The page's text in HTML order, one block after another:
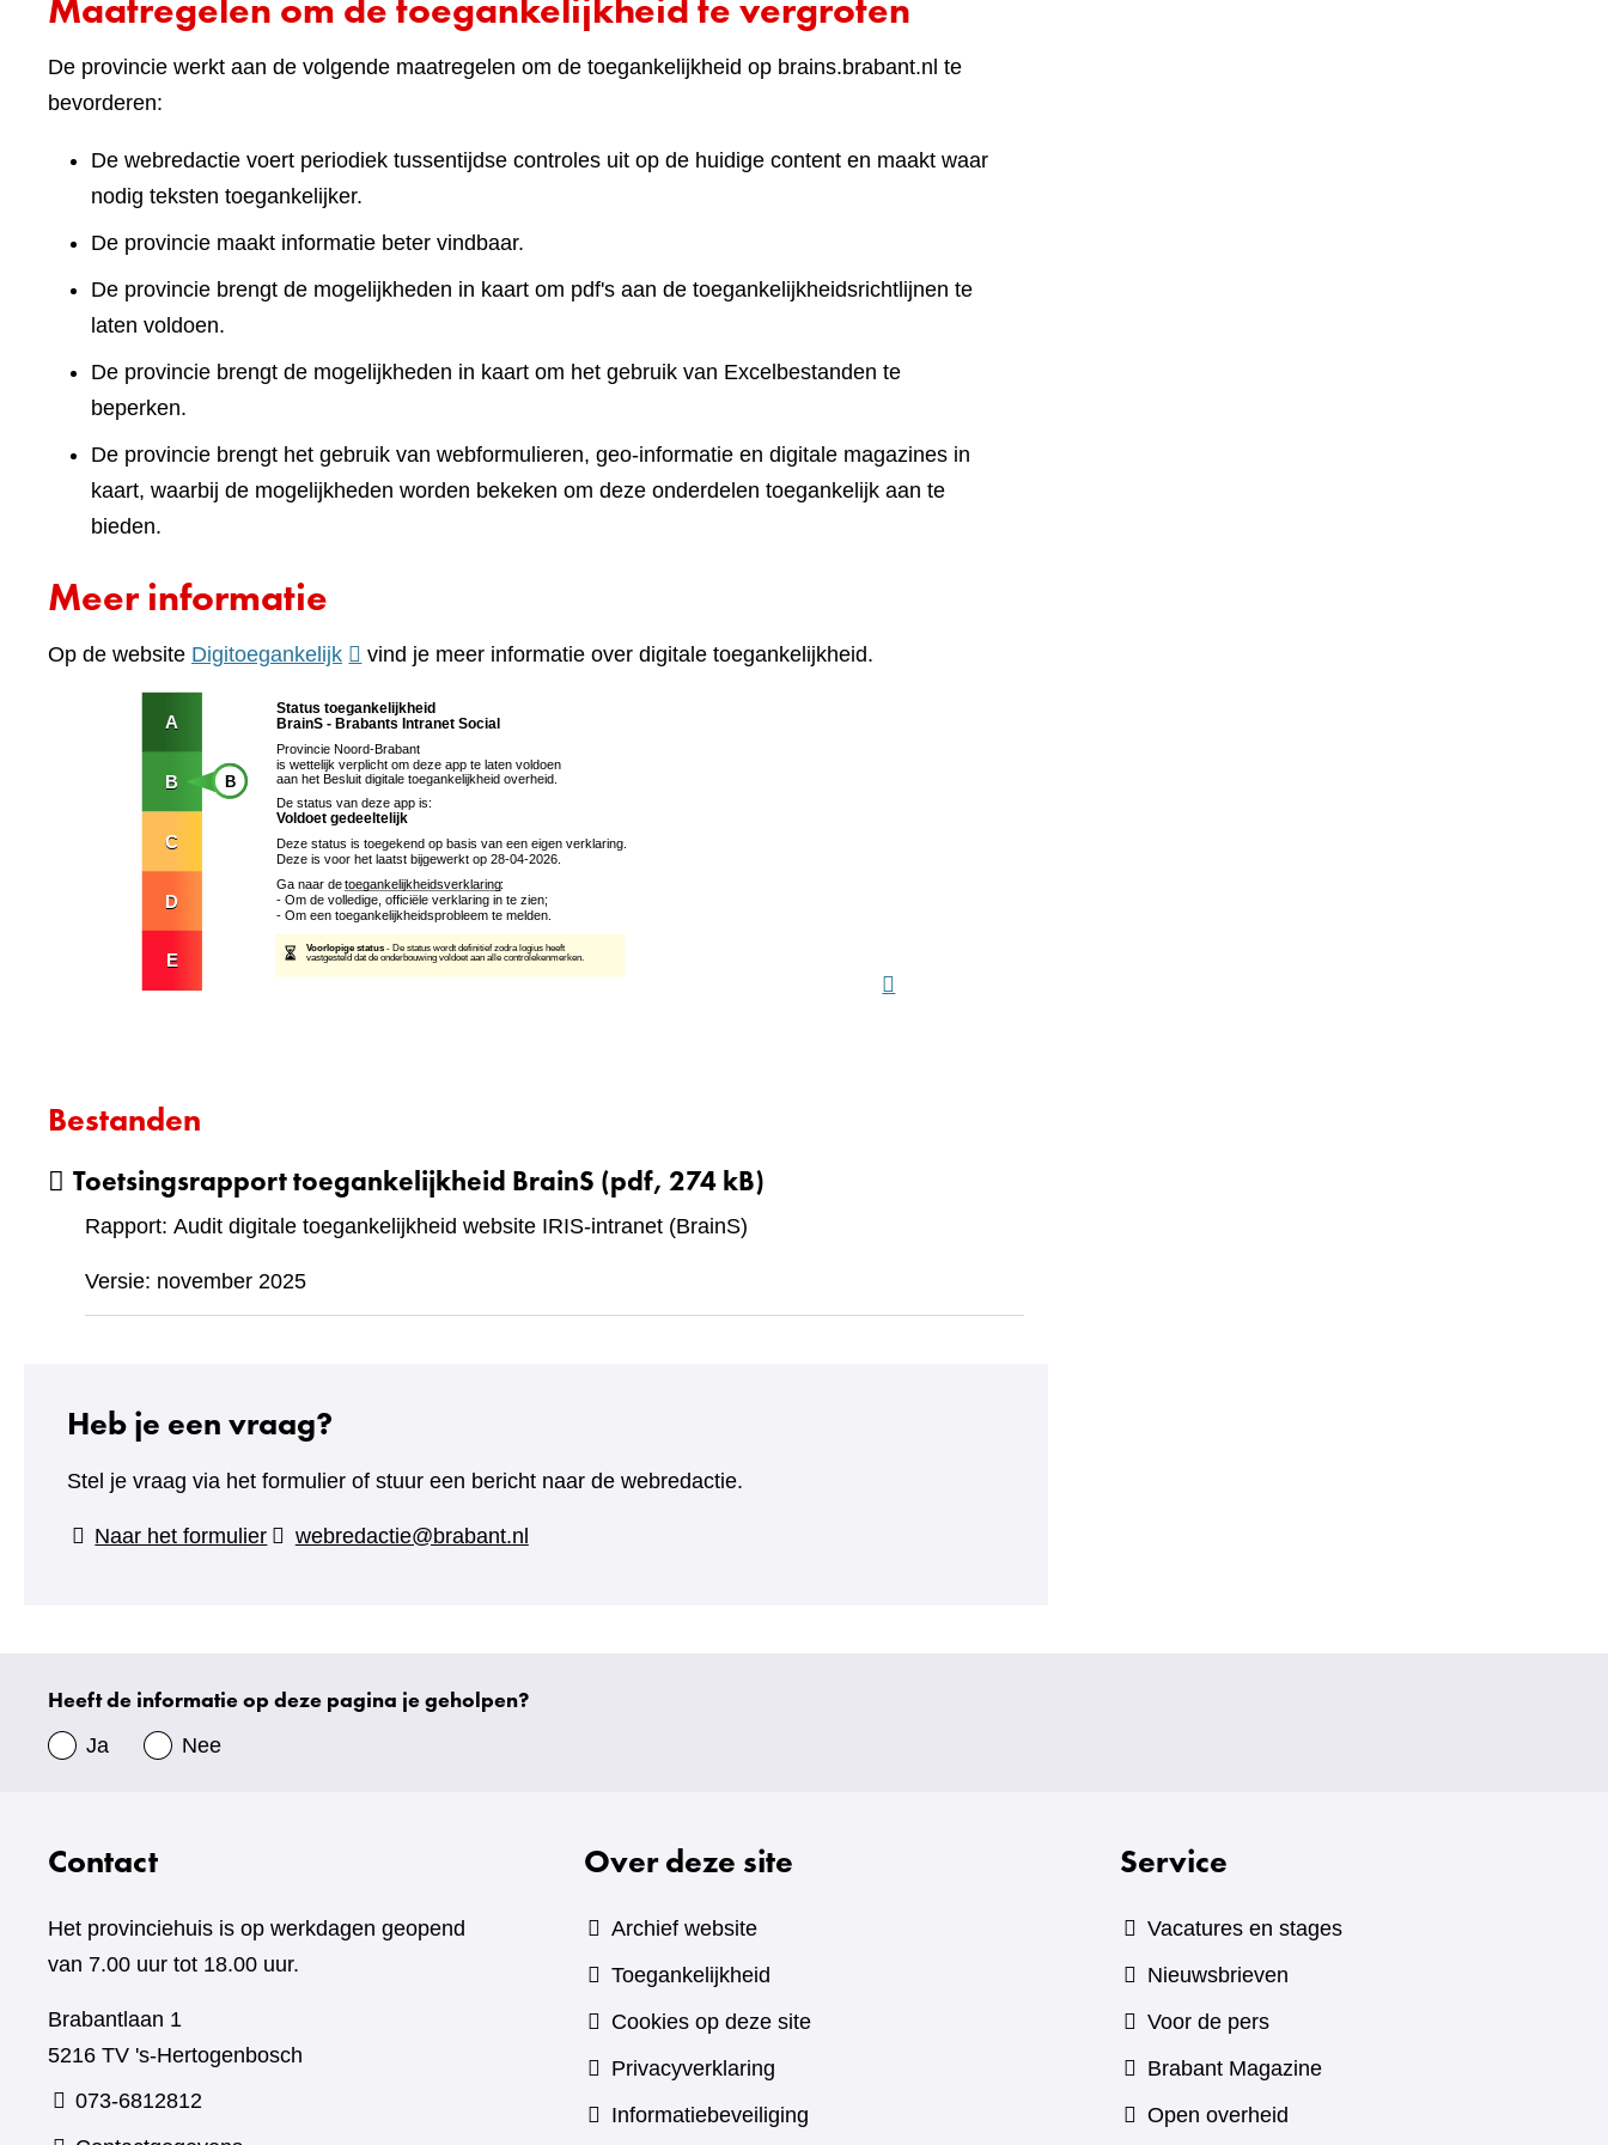
Maatregelen om de toegankelijkheid te vergroten
De provincie werkt aan de volgende maatregelen om de toegankelijkheid op brains.brabant.nl te
bevorderen:
De webredactie voert periodiek tussentijdse controles uit op de huidige content en maakt waar
nodig teksten toegankelijker.
De provincie maakt informatie beter vindbaar.
De provincie brengt de mogelijkheden in kaart om pdf's aan de toegankelijkheidsrichtlijnen te
laten voldoen.
De provincie brengt de mogelijkheden in kaart om het gebruik van Excelbestanden te
beperken.
De provincie brengt het gebruik van webformulieren, geo-informatie en digitale magazines in
kaart, waarbij de mogelijkheden worden bekeken om deze onderdelen toegankelijk aan te
bieden.
Meer informatie
Op de website Digitoegankelijk(verwijst
een
andere
website)
vind je meer informatie over digitale toegankelijkheid.
Bestanden
Toetsingsrapport toegankelijkheid BrainS (pdf, 274 kB)
Rapport: Audit digitale toegankelijkheid website IRIS-intranet (BrainS)
Versie: november 2025
Heb je een vraag?
Stel je vraag via het formulier of stuur een bericht naar de webredactie.
Naar het formulier(verwijst
webredactie@brabant.nl
Uw
gegevens
Heeft de informatie op deze pagina je geholpen?
Ja Nee
Contact
Het provinciehuis is op werkdagen geopend
van 7.00 uur tot 18.00 uur.
Brabantlaan 1
5216 TV 's-Hertogenbosch
073-6812812
Over deze site
Archief website
Toegankelijkheid
Cookies op deze site
Privacyverklaring
Informatiebeveiliging
Service
Vacatures en stages
Nieuwsbrieven
Voor de pers
Brabant Magazine(verwijst
Open overheid